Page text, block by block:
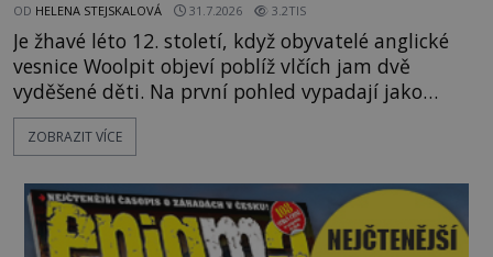
OD HELENA STEJSKALOVÁ 31.7.2026 3.2TIS
Je žhavé léto 12. století, když obyvatelé anglické
vesnice Woolpit objeví poblíž vlčích jam dvě
vyděšené děti. Na první pohled vypadají jako
každé jiné, až na jednu děsivou výjimku. Jejich
kůže má nazelenalý odstín, mluví
kromě syrových bobů. Příběh se rychle stává
jednou z největších záhad středověké Anglie a ani
po téměř devíti stech letech není
ZOBRAZIT VÍCE